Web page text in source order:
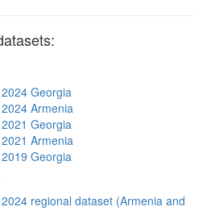
Georgia
Armenia
Georgia
Armenia
Georgia
regional dataset (Armenia and